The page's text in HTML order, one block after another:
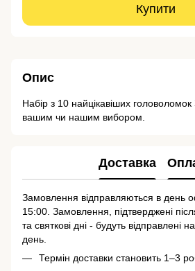
Купити
Опис
Набір з 10 найцікавіших
вашим чи нашим вибором.
Доставка
Замовлення відправляються в день
15:00. Замовлення, підтверджені
та святкові дні - будуть відправлені
день.
Термін доставки становить 1–3